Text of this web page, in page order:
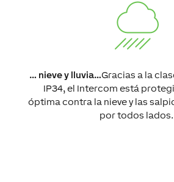
… nieve y lluvia…Gracias a la
IP34, el Intercom está
óptima contra la nieve y las
por todos lados.